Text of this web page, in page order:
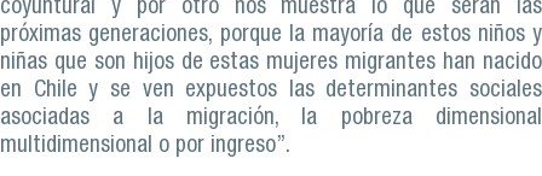
coyuntural y por otro nos muestra lo que serán las
próximas generaciones, porque la mayoría de estos niños y
niñas que son hijos de estas mujeres migrantes han nacido
en Chile y se ven expuestos las determinantes sociales
asociadas a la migración, la pobreza dimensional
multidimensional o por ingreso”.